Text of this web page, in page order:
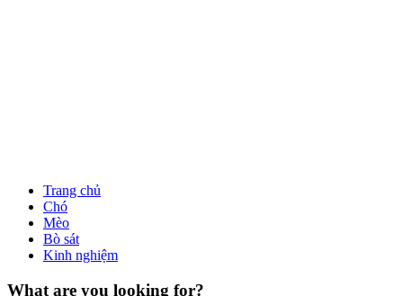
Trang chủ
Chó
Mèo
Bò sát
Kinh nghiệm
What are you looking for?